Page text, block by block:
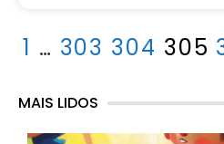
1 … 303 304 305
MAIS LIDOS